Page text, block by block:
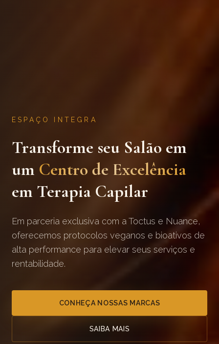
ESPAÇO INTEGRA
Transforme seu Salão em
um Centro de Excelência
em Terapia Capilar
Em parceria exclusiva com a Toctus e Nuance,
oferecemos protocolos veganos e bioativos de
alta performance para elevar seus serviços e
rentabilidade.
CONHEÇA NOSSAS MARCAS
SAIBA MAIS